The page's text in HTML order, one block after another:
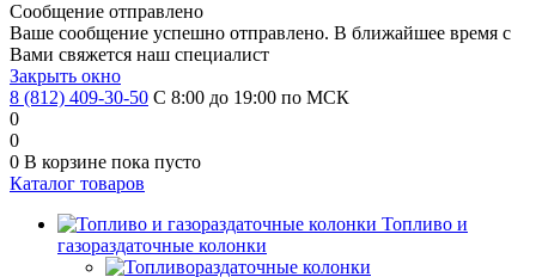
Сообщение отправлено
Ваше сообщение успешно отправлено. В ближайшее время с
Вами свяжется наш специалист
Закрыть окно
8 (812) 409-30-50 С 8:00 до 19:00 по МСК
0
0
0 В корзине пока пусто
Каталог товаров
Топливо и
газораздаточные колонки